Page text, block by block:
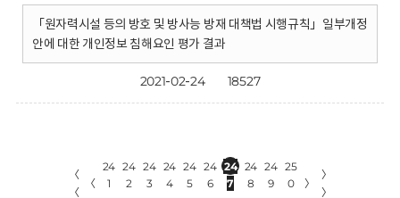
「원자력시설 등의 방호 및 방사능 방재 대책법 시행규칙」일부개정
안에 대한 개인정보 침해요인 평가 결과
2021-02-24 18527
〈
〈
〈
24
1
24
2
24
3
24
4
24
5
24
6
24
7
24
8
24
9
25
0
〉
〉
〉